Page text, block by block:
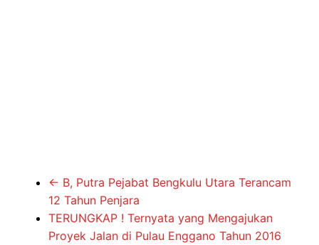
← B, Putra Pejabat Bengkulu Utara Terancam
12 Tahun Penjara
TERUNGKAP ! Ternyata yang Mengajukan
Proyek Jalan di Pulau Enggano Tahun 2016